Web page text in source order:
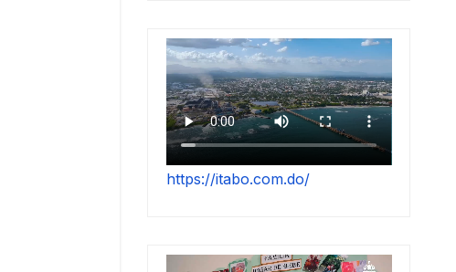
https://itabo.com.do/